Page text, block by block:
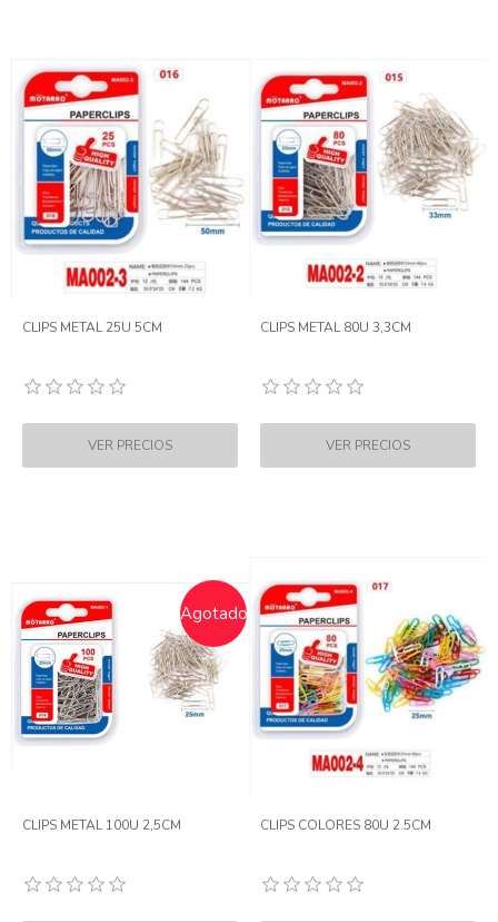
CLIPS METAL 25U 5CM CLIPS METAL 80U 3,3CM
Agotado
CLIPS METAL 100U 2,5CM CLIPS COLORES 80U 2.5CM